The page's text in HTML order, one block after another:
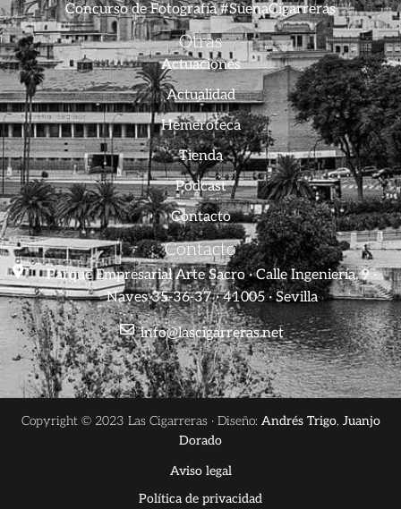
Concurso de Fotografía #SuenaCigarreras
Otras
Actuaciones
Actualidad
Hemeroteca
Tienda
Podcast
Contacto
Contacto
Parque Empresarial Arte Sacro · Calle Ingeniería, 9 ·
Naves 35-36-37 · 41005 · Sevilla
info@lascigarreras.net
Copyright © 2023 Las Cigarreras · Diseño: Andrés Trigo, Juanjo
Dorado
Aviso legal
Política de privacidad